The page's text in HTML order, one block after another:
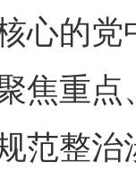
心的
焦重
范整